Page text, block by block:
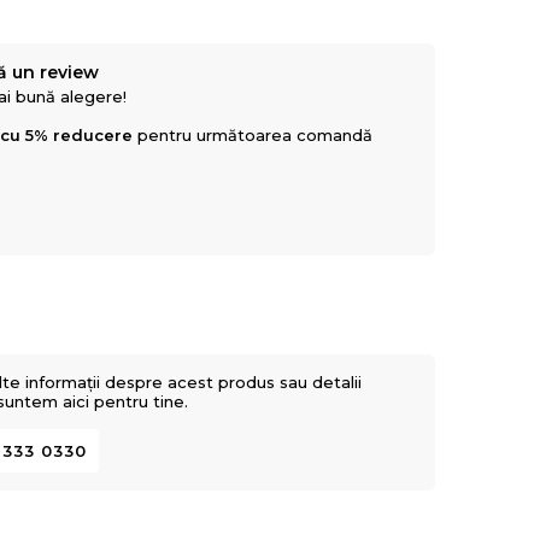
un review
bună alegere!
5% reducere pentru următoarea comandă
informații despre acest produs sau detalii
aici pentru tine.
333 0330